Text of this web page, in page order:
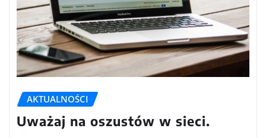
AKTUALNOŚCI
Uważaj na oszustów w sieci.